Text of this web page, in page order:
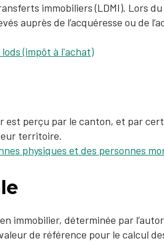
immobiliers (LDMI). Lors
auprès de l’acquéresse ou de
(impôt à l'achat)
est perçu par le canton, et par
territoire.
physiques et des personnes
immobilier, déterminée par
de référence pour le calcul